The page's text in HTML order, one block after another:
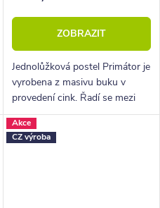
ZOBRAZIT
Jednolůžková postel Primátor je
vyrobena z masivu buku v
provedení cink. Řadí se mezi
kvalitní české výrobky
nábytkové řady HappyBed. U
postele Primátor oceníte
Akce
CZ výroba